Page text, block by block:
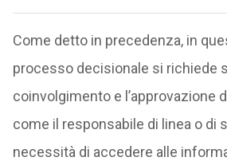
Come detto in precedenza, in
processo decisionale si richiede
coinvolgimento e l’approvazione
come il responsabile di linea o di
necessità di accedere alle